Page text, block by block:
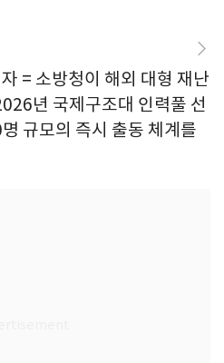
= 소방청이 해외 대형 재난
년 국제구조대 인력풀 선
규모의 즉시 출동 체계를